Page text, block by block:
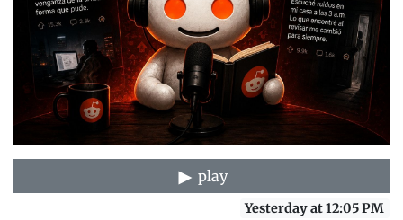
play
Yesterday at 12:05 PM